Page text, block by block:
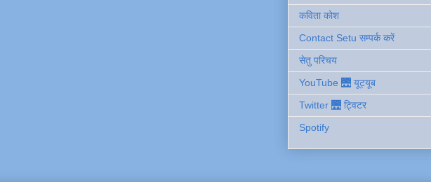
कविता कोश
Contact Setu सम्पर्क करें
सेतु परिचय
YouTube 🌉 यूट्यूब
Twitter 🌉 ट्विटर
Spotify